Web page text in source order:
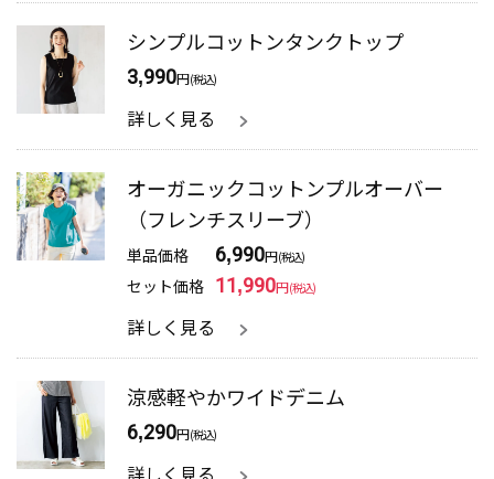
シンプルコットンタンクトップ
3,990円(税込)
詳しく見る
オーガニックコットンプルオーバー
（フレンチスリーブ）
単品価格 6,990円(税込)
セット価格 11,990円(税込)
詳しく見る
涼感軽やかワイドデニム
6,290円(税込)
詳しく見る